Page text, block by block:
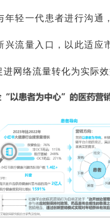
年轻一代患者进行沟通
兴流量入口，以此适应
网络流量转化为实际效